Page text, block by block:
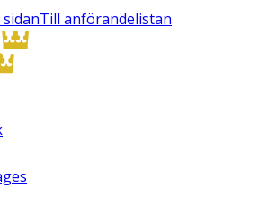
Till anförandelistan